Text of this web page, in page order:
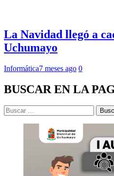
La Navidad llegó a
Uchumayo
Informática7 meses ago 0
BUSCAR EN LA
Buscar: